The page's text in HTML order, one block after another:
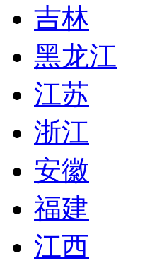
吉林
黑龙江
江苏
浙江
安徽
福建
江西